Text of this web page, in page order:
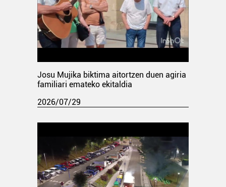
Josu Mujika biktima aitortzen duen agiria
familiari emateko ekitaldia
2026/07/29